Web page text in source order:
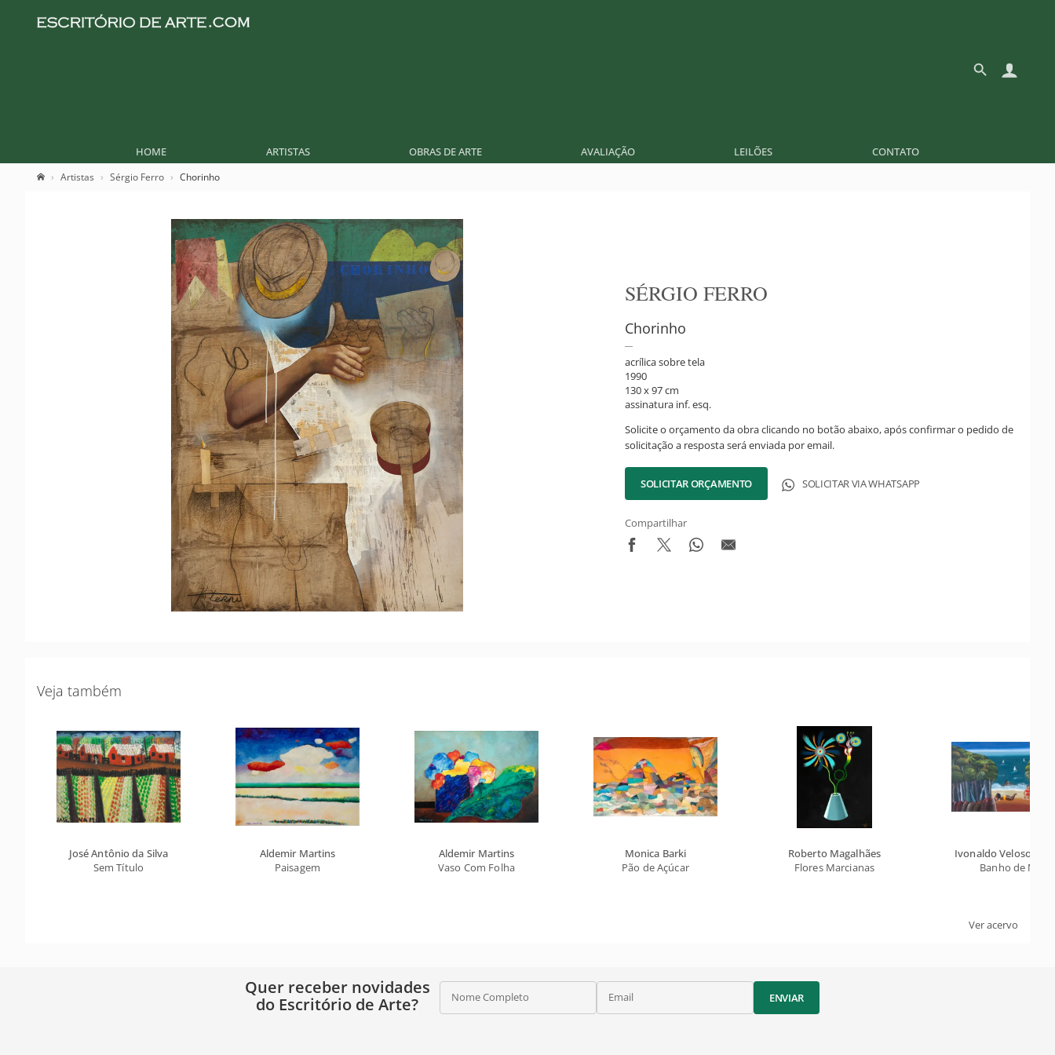
HOME ARTISTAS OBRAS DE ARTE AVALIAÇÃO LEILÕES CONTATO
Artistas Sérgio Ferro Chorinho
SÉRGIO FERRO
Chorinho
acrílica sobre tela
1990
130 x 97 cm
assinatura inf. esq.
Solicite o orçamento da obra clicando no botão abaixo, após confirmar o pedido de
solicitação a resposta será enviada por email.
SOLICITAR ORÇAMENTO SOLICITAR VIA WHATSAPP
Compartilhar
Veja também
José Antônio da Silva
Sem Título
Aldemir Martins
Paisagem
Aldemir Martins
Vaso Com Folha
Monica Barki
Pão de Açúcar
Roberto Magalhães
Flores Marcianas
Ivonaldo Veloso de
Banho de Mar
Ver acervo
Quer receber novidades
do Escritório de Arte?
Nome Completo Email ENVIAR